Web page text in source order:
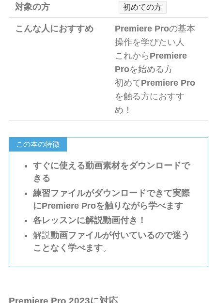
対象の方 初めての方
こんな人におすすめ Premiere Proの基本
操作を学びたい人
これから Premiere
Proを始める方
初めてPremiere Pro
を触る方におすす
め！
この本の特徴
すぐに使える動画素材をダウンロードで
きる
練習ファイルがダウンロードできて実際
にPremiere Proを触りながら学べます
各レッスンに解説動画付き！
解説動画ファイルが付いているので迷う
ことなく学べます。
Premiere Pro 2023に対応